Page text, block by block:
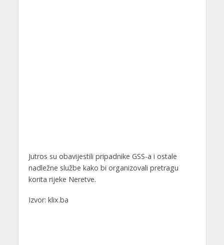
Jutros su obavijestili pripadnike GSS-a i ostale
nadležne službe kako bi organizovali pretragu
korita rijeke Neretve.
Izvor: klix.ba